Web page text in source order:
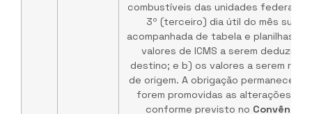
combustíveis das unidades
3º (terceiro) dia útil do mês
acompanhada de tabela e planilhas
valores de ICMS a serem
destino; e b) os valores a serem
de origem. A obrigação permanece
forem promovidas as alterações no
conforme previsto no Convênio